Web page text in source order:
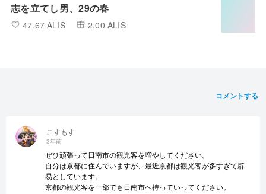
志を立てし男、29の春
47.67 ALIS 2.00 ALIS
コメントする
こすもす
3年前
ぜひ頑張って日南市の観光客を増やしてください。
自分は京都に住んでいますが、最近京都は観光客が多すぎて辟
易としています。
京都の観光客を一部でも日南市へ持っていってください。